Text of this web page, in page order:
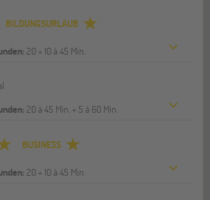
BILDUNGSURLAUB
20 + 10 à 45 Min.
20 à 45 Min. + 5 à 60 Min.
BUSINESS
20 + 10 à 45 Min.